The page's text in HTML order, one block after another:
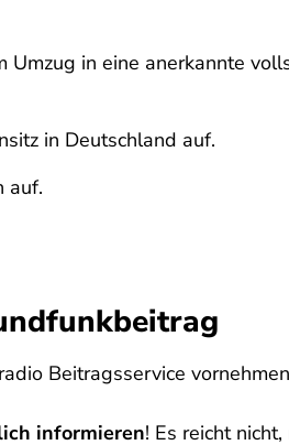
Umzug in eine anerkannte
in Deutschland auf.
auf.
Beitragsservice
informieren! Es reicht